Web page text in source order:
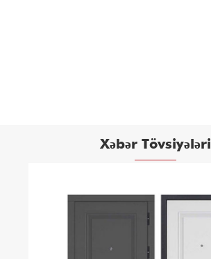
Xəbər Tövsiyələri